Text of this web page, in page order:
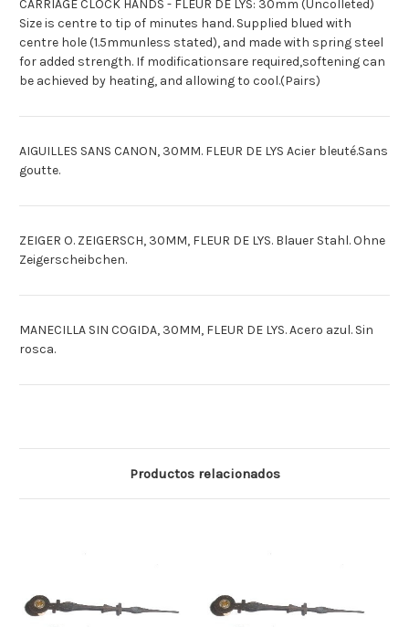
CARRIAGE CLOCK HANDS - FLEUR DE LYS: 30mm (Uncolleted)
Size is centre to tip of minutes hand. Supplied blued with
centre hole (1.5mmunless stated), and made with spring steel
for added strength. If modificationsare required,softening can
be achieved by heating, and allowing to cool.(Pairs)
AIGUILLES SANS CANON, 30MM. FLEUR DE LYS Acier bleuté.Sans
goutte.
ZEIGER O. ZEIGERSCH, 30MM, FLEUR DE LYS. Blauer Stahl. Ohne
Zeigerscheibchen.
MANECILLA SIN COGIDA, 30MM, FLEUR DE LYS. Acero azul. Sin
rosca.
Productos relacionados